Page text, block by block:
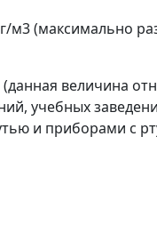
м3(максимально
(данная величина
учебных
и приборами с